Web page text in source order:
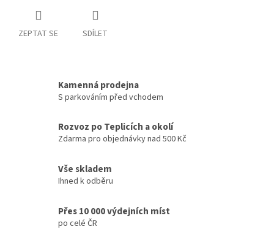
ZEPTAT SE SDÍLET
Kamenná prodejna
S parkováním před vchodem
Rozvoz po Teplicích a okolí
Zdarma pro objednávky nad 500 Kč
Vše skladem
Ihned k odběru
Přes 10 000 výdejních míst
po celé ČR